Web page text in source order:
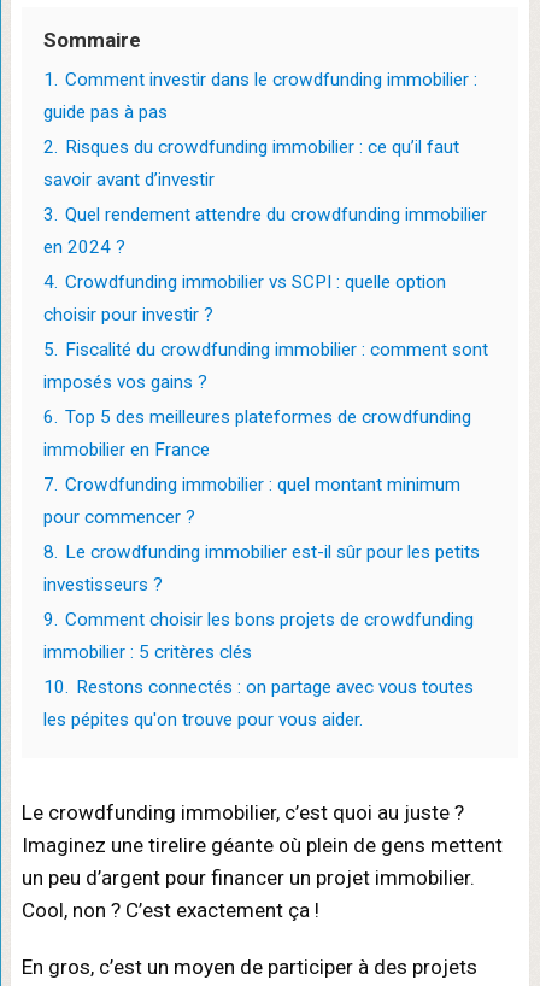
Sommaire
1. Comment investir dans le crowdfunding immobilier :
guide pas à pas
2. Risques du crowdfunding immobilier : ce qu’il faut
savoir avant d’investir
3. Quel rendement attendre du crowdfunding immobilier
en 2024 ?
4. Crowdfunding immobilier vs SCPI : quelle option
choisir pour investir ?
5. Fiscalité du crowdfunding immobilier : comment sont
imposés vos gains ?
6. Top 5 des meilleures plateformes de crowdfunding
immobilier en France
7. Crowdfunding immobilier : quel montant minimum
pour commencer ?
8. Le crowdfunding immobilier est-il sûr pour les petits
investisseurs ?
9. Comment choisir les bons projets de crowdfunding
immobilier : 5 critères clés
10. Restons connectés : on partage avec vous toutes
les pépites qu'on trouve pour vous aider.
Le crowdfunding immobilier, c’est quoi au juste ?
Imaginez une tirelire géante où plein de gens mettent
un peu d’argent pour financer un projet immobilier.
Cool, non ? C’est exactement ça !
En gros, c’est un moyen de participer à des projets